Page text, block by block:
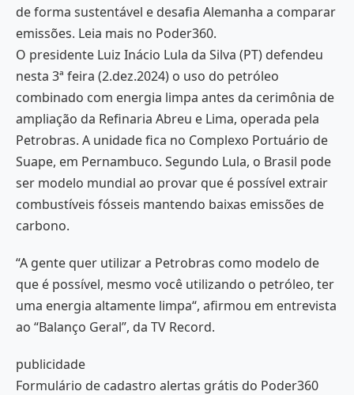
de forma sustentável e desafia Alemanha a comparar
emissões. Leia mais no Poder360.
O presidente Luiz Inácio Lula da Silva (PT) defendeu
nesta 3ª feira (2.dez.2024) o uso do petróleo
combinado com energia limpa antes da cerimônia de
ampliação da Refinaria Abreu e Lima, operada pela
Petrobras. A unidade fica no Complexo Portuário de
Suape, em Pernambuco. Segundo Lula, o Brasil pode
ser modelo mundial ao provar que é possível extrair
combustíveis fósseis mantendo baixas emissões de
carbono.
“A gente quer utilizar a Petrobras como modelo de
que é possível, mesmo você utilizando o petróleo, ter
uma energia altamente limpa“, afirmou em entrevista
ao “Balanço Geral”, da TV Record.
publicidade
Formulário de cadastro alertas grátis do Poder360